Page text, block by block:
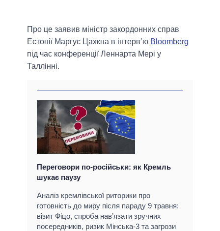
Про це заявив міністр закордонних справ
Естонії Маргус Цахкна в інтерв’ю Bloomberg
під час конференції Леннарта Мері у
Таллінні.
Переговори по-російськи: як Кремль
шукає паузу
Аналіз кремлівської риторики про
готовність до миру після параду 9 травня:
візит Фіцо, спроба нав’язати зручних
посередників, ризик Мінська-3 та загрози